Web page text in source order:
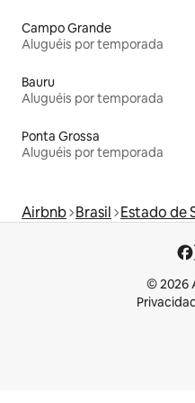
Campo Grande
Aluguéis por temporada
Bauru
Aluguéis por temporada
Ponta Grossa
Aluguéis por temporada
Airbnb Brasil Estado de
© 2026